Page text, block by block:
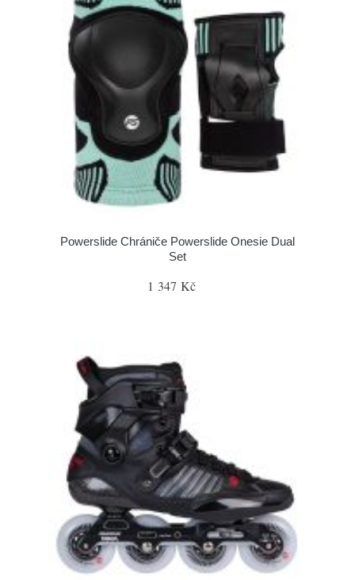
Powerslide Chrániče Powerslide Onesie Dual
Set
1 347 Kč